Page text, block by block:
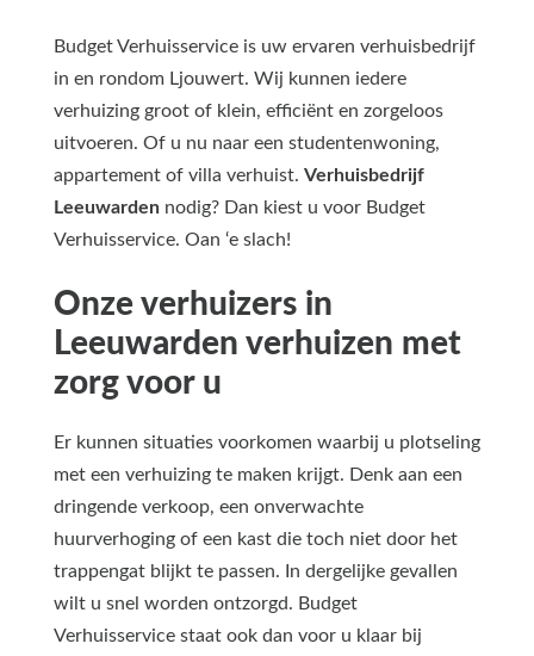
Budget Verhuisservice is uw ervaren verhuisbedrijf
in en rondom Ljouwert. Wij kunnen iedere
verhuizing groot of klein, efficiënt en zorgeloos
uitvoeren. Of u nu naar een studentenwoning,
appartement of villa verhuist. Verhuisbedrijf
Leeuwarden nodig? Dan kiest u voor Budget
Verhuisservice. Oan ‘e slach!
Onze verhuizers in
Leeuwarden verhuizen met
zorg voor u
Er kunnen situaties voorkomen waarbij u plotseling
met een verhuizing te maken krijgt. Denk aan een
dringende verkoop, een onverwachte
huurverhoging of een kast die toch niet door het
trappengat blijkt te passen. In dergelijke gevallen
wilt u snel worden ontzorgd. Budget
Verhuisservice staat ook dan voor u klaar bij